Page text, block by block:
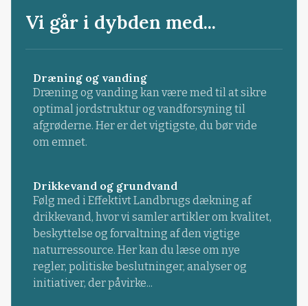
Vi går i dybden med...
Dræning og vanding
Dræning og vanding kan være med til at sikre
optimal jordstruktur og vandforsyning til
afgrøderne. Her er det vigtigste, du bør vide
om emnet.
Drikkevand og grundvand
Følg med i Effektivt Landbrugs dækning af
drikkevand, hvor vi samler artikler om kvalitet,
beskyttelse og forvaltning af den vigtige
naturressource. Her kan du læse om nye
regler, politiske beslutninger, analyser og
initiativer, der påvirke...